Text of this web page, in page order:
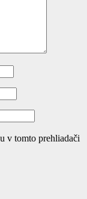
v tomto prehliadači